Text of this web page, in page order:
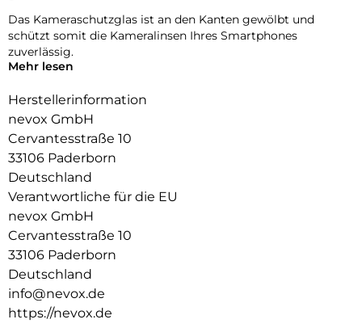
Das Kameraschutzglas ist an den Kanten gewölbt und
schützt somit die Kameralinsen Ihres Smartphones
zuverlässig.
schützen Sie die Linsen vor Staubablagerungen in den
Zwischenräumen.
Mehr lesen
Herstellerinformation
nevox GmbH
Cervantesstraße 10
33106 Paderborn
Deutschland
Verantwortliche für die EU
nevox GmbH
Cervantesstraße 10
33106 Paderborn
Deutschland
info@nevox.de
https://nevox.de